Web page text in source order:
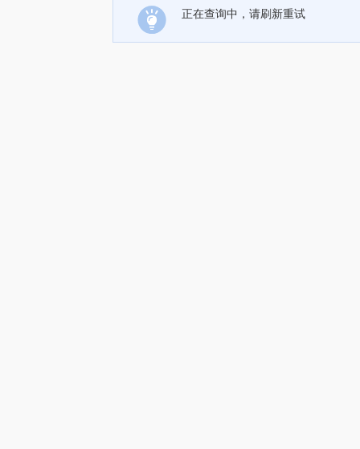
正在查询中，请刷新重试